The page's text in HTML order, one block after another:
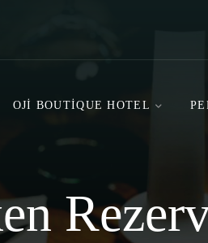
OJI BOUTIQUE HOTEL